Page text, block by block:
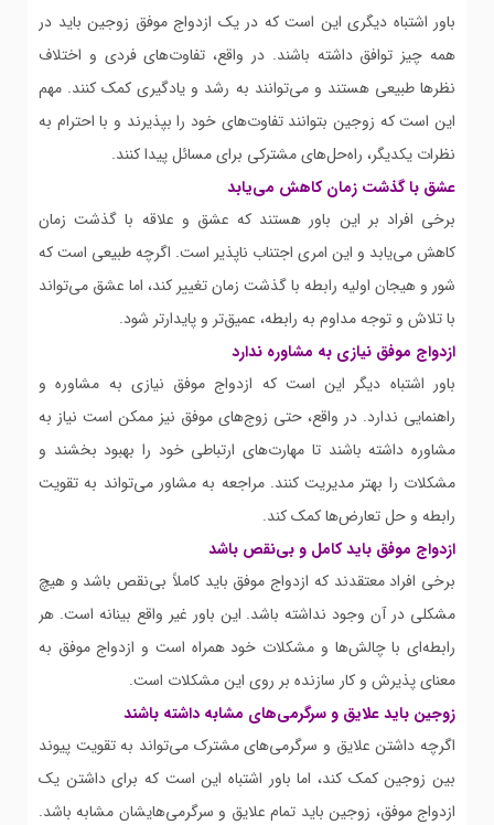
باور اشتباه دیگری این است که در یک ازدواج موفق زوجین باید در
همه چیز توافق داشته باشند. در واقع، تفاوت‌های فردی و اختلاف
نظرها طبیعی هستند و می‌توانند به رشد و یادگیری کمک کنند. مهم
این است که زوجین بتوانند تفاوت‌های خود را بپذیرند و با احترام به
نظرات یکدیگر، راه‌حل‌های مشترکی برای مسائل پیدا کنند.
عشق با گذشت زمان کاهش می‌یابد
برخی افراد بر این باور هستند که عشق و علاقه با گذشت زمان
کاهش می‌یابد و این امری اجتناب ناپذیر است. اگرچه طبیعی است که
شور و هیجان اولیه رابطه با گذشت زمان تغییر کند، اما عشق می‌تواند
با تلاش و توجه مداوم به رابطه، عمیق‌تر و پایدارتر شود.
ازدواج موفق نیازی به مشاوره ندارد
باور اشتباه دیگر این است که ازدواج موفق نیازی به مشاوره و
راهنمایی ندارد. در واقع، حتی زوج‌های موفق نیز ممکن است نیاز به
مشاوره داشته باشند تا مهارت‌های ارتباطی خود را بهبود بخشند و
مشکلات را بهتر مدیریت کنند. مراجعه به مشاور می‌تواند به تقویت
رابطه و حل تعارض‌ها کمک کند.
ازدواج موفق باید کامل و بی‌نقص باشد
برخی افراد معتقدند که ازدواج موفق باید کاملاً بی‌نقص باشد و هیچ
مشکلی در آن وجود نداشته باشد. این باور غیر واقع بینانه است. هر
رابطه‌ای با چالش‌ها و مشکلات خود همراه است و ازدواج موفق به
معنای پذیرش و کار سازنده بر روی این مشکلات است.
زوجین باید علایق و سرگرمی‌های مشابه داشته باشند
اگرچه داشتن علایق و سرگرمی‌های مشترک می‌تواند به تقویت پیوند
بین زوجین کمک کند، اما باور اشتباه این است که برای داشتن یک
ازدواج موفق، زوجین باید تمام علایق و سرگرمی‌هایشان مشابه باشد.